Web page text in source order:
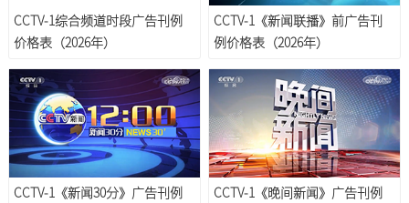
CCTV-1综合频道时段广告刊例
价格表（2026年）
CCTV-1《新闻联播》前广告刊
例价格表（2026年）
CCTV-1《新闻30分》广告刊例
CCTV-1《晚间新闻》广告刊例